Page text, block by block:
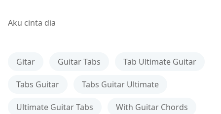
Aku cinta dia
Gitar Guitar Tabs Tab Ultimate Guitar
Tabs Guitar Tabs Guitar Ultimate
Ultimate Guitar Tabs With Guitar Chords